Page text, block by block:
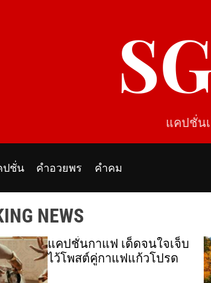
แคปชั่น
ปชั่น คำอวยพร คำคม
NEWS
แคปชั่นกาแฟ เด็ดจนใจเจ็บ
ไว้โพสต์คู่กาแฟแก้วโปรด